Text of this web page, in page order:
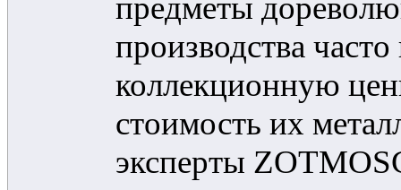
предметы
производства
коллекционную
стоимость их
эксперты